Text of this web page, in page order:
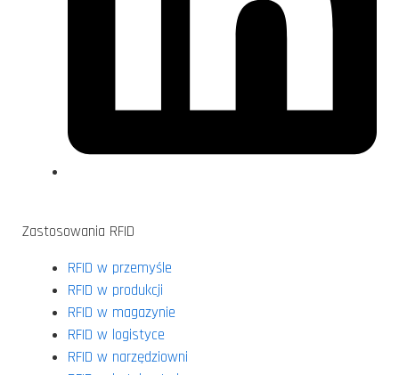
Zastosowania RFID
RFID w przemyśle
RFID w produkcji
RFID w magazynie
RFID w logistyce
RFID w narzędziowni